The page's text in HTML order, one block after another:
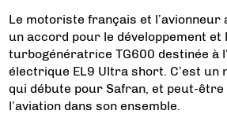
Le motoriste français et l’avionneur
un accord pour le développement et
turbogénératrice TG600 destinée à
électrique EL9 Ultra short. C’est un
qui débute pour Safran, et peut-être
l’aviation dans son ensemble.